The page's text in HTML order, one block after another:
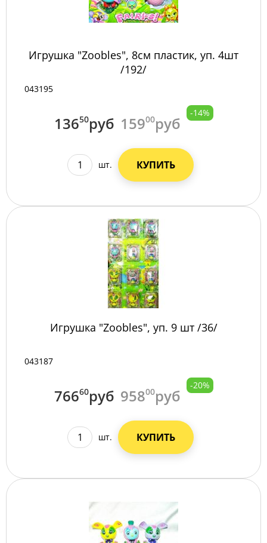
Игрушка "Zoobles", 8см пластик, уп. 4шт
/192/
043195
13650руб 15900руб
-14%
шт. КУПИТЬ
Игрушка "Zoobles", уп. 9 шт /36/
043187
76660руб 95800руб
-20%
шт. КУПИТЬ